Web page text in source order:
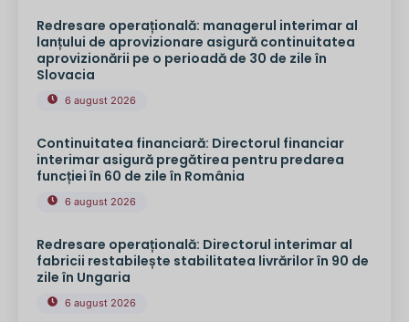
Redresare operațională: managerul interimar al
lanțului de aprovizionare asigură continuitatea
aprovizionării pe o perioadă de 30 de zile în
Slovacia
6 august 2026
Continuitatea financiară: Directorul financiar
interimar asigură pregătirea pentru predarea
funcției în 60 de zile în România
6 august 2026
Redresare operațională: Directorul interimar al
fabricii restabilește stabilitatea livrărilor în 90 de
zile în Ungaria
6 august 2026